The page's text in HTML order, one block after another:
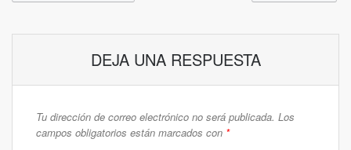
DEJA UNA RESPUESTA
Tu dirección de correo electrónico no será publicada. Los
campos obligatorios están marcados con *